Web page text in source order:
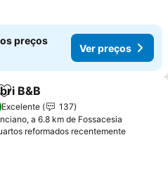
preços
Ver preços
Adicionar aos favoritos
B&B
Excelente
137
a 6.8 km de Fossacesia
reformados recentementeVer